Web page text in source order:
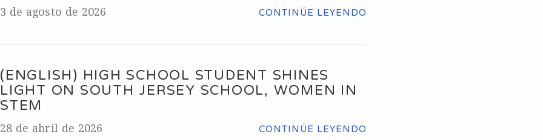
3 de agosto de 2026 CONTINÚE LEYENDO
(ENGLISH) HIGH SCHOOL STUDENT SHINES
LIGHT ON SOUTH JERSEY SCHOOL, WOMEN IN
STEM
28 de abril de 2026 CONTINÚE LEYENDO